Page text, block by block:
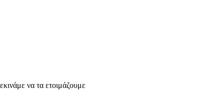
να τα ετοιμάζουμε